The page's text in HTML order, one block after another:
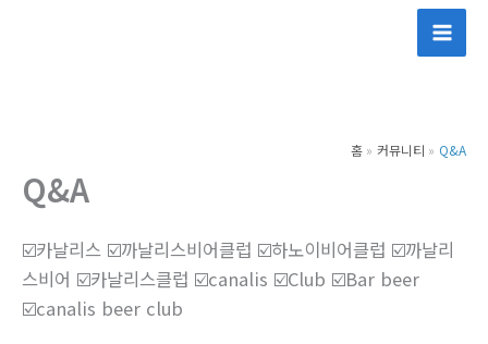
홈 커뮤니티 Q&A
Q&A
☑️카날리스 ☑️까날리스비어클럽 ☑️하노이비어클럽 ☑️까날리
스비어 ☑️카날리스클럽 ☑️canalis ☑️Club ☑️Bar beer
☑️canalis beer club